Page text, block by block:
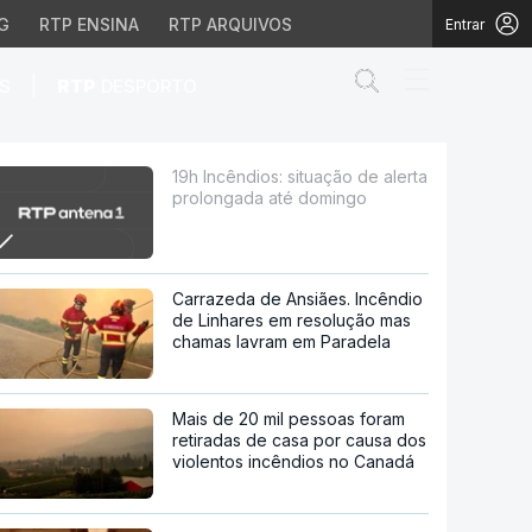
RTP ENSINA RTP ARQUIVOS Entrar
até domingo
19h Incêndios: situação de alerta
prolongada até domingo
Carrazeda de Ansiães. Incêndio
de Linhares em resolução mas
chamas lavram em Paradela
Mais de 20 mil pessoas foram
retiradas de casa por causa dos
violentos incêndios no Canadá